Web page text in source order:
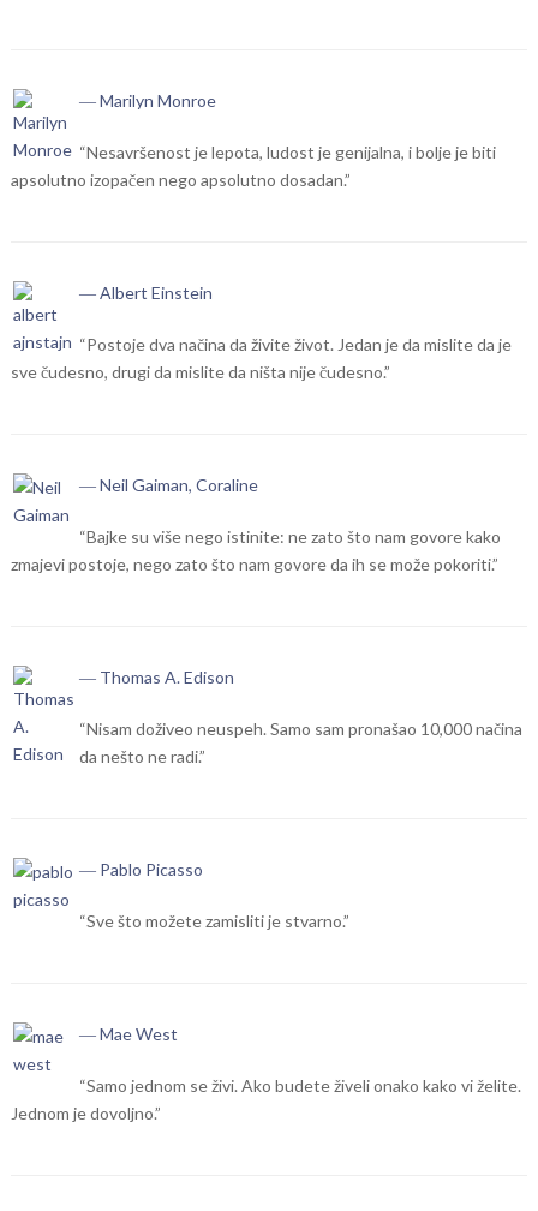
― Marilyn Monroe
“Nesavršenost je lepota, ludost je genijalna, i bolje je biti
apsolutno izopačen nego apsolutno dosadan.”
― Albert Einstein
“Postoje dva načina da živite život. Jedan je da mislite da je
sve čudesno, drugi da mislite da ništa nije čudesno.”
― Neil Gaiman, Coraline
“Bajke su više nego istinite: ne zato što nam govore kako
zmajevi postoje, nego zato što nam govore da ih se može pokoriti.”
― Thomas A. Edison
“Nisam doživeo neuspeh. Samo sam pronašao 10,000 načina
da nešto ne radi.”
― Pablo Picasso
“Sve što možete zamisliti je stvarno.”
― Mae West
“Samo jednom se živi. Ako budete živeli onako kako vi želite.
Jednom je dovoljno.”